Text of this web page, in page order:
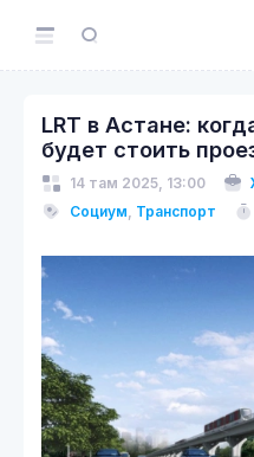
LRT в Астане:
будет стоить
14 там 2025, 13:00
Социум, Транспорт